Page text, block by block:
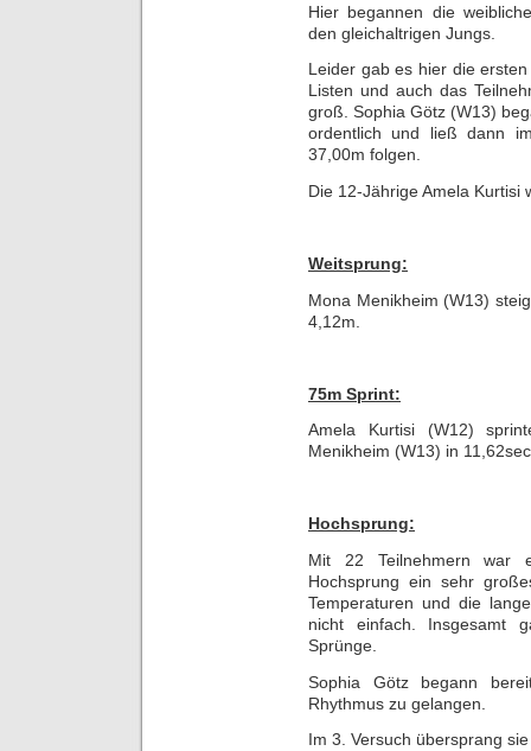
Hier begannen die
den gleichaltrigen Jungs.
Leider gab es hier die
Listen und auch das
groß. Sophia Götz (W13)
ordentlich und ließ dann
37,00m folgen.
Die 12-Jährige Amela Kurtisi
Weitsprung:
Mona Menikheim (W13)
4,12m.
75m Sprint:
Amela Kurtisi (W12)
Menikheim (W13) in
Hochsprung:
Mit 22 Teilnehmern war
Hochsprung ein sehr
Temperaturen und die
nicht einfach. Insgesamt
Sprünge.
Sophia Götz begann
Rhythmus zu gelangen.
Im 3. Versuch übersprang